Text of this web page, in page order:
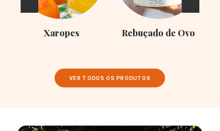
Xaropes Rebuçado de Ovo
VER TODOS OS PRODUTOS